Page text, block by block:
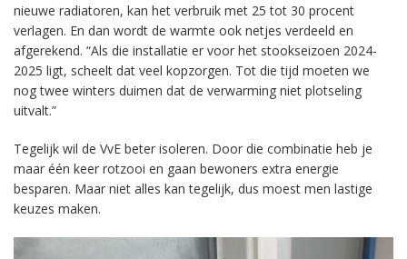
nieuwe radiatoren, kan het verbruik met 25 tot 30 procent
verlagen. En dan wordt de warmte ook netjes verdeeld en
afgerekend. “Als die installatie er voor het stookseizoen 2024-
2025 ligt, scheelt dat veel kopzorgen. Tot die tijd moeten we
nog twee winters duimen dat de verwarming niet plotseling
uitvalt.”
Tegelijk wil de VvE beter isoleren. Door die combinatie heb je
maar één keer rotzooi en gaan bewoners extra energie
besparen. Maar niet alles kan tegelijk, dus moest men lastige
keuzes maken.